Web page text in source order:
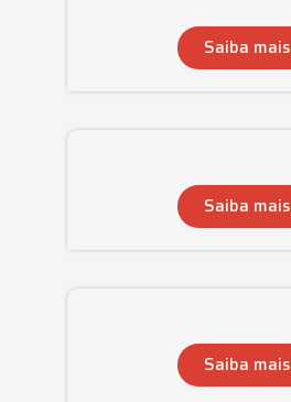
Saiba mais
Saiba mais
Saiba mais